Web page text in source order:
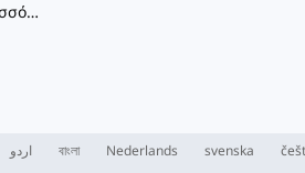
Δείτε περισσότερα
اردو বাংলা Nederlands svenska